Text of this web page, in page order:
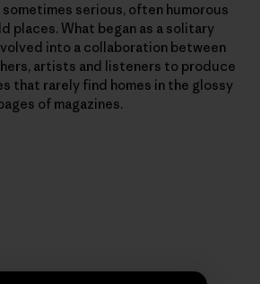
serious, often humorous
places. What began as a solitary
into a collaboration between
artists and listeners to produce
that rarely find homes in the glossy
of magazines.